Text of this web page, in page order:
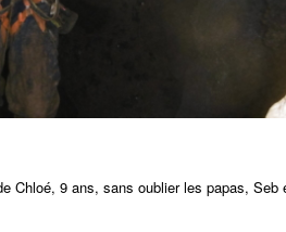
Chloé, 9 ans, sans oublier les papas,